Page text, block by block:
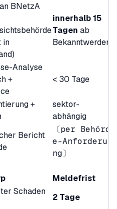
BNetzA
in
innerhalb 15
Tagen ab
Bekanntwerden
Analyse
+
< 30 Tage
+
sektor-
abhängig
Bericht
〔per Behörd
e-Anforderu
ng〕
Meldefrist
Schaden
2 Tage